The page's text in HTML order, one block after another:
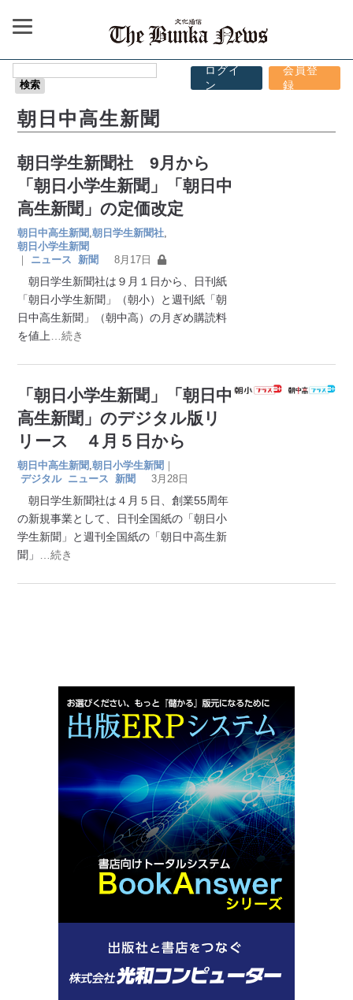
ログイ
ン
会員登
録
朝日中高生新聞
朝日学生新聞社 9月から
「朝日小学生新聞」「朝日中
高生新聞」の定価改定
朝日中高生新聞 ,朝日学生新聞社
朝日小学生新聞
｜
ニュース 新聞 8月17日
朝日学生新聞社は９月１日から、日刊紙
「朝日小学生新聞」（朝小）と週刊紙「朝
日中高生新聞」（朝中高）の月ぎめ購読料
を値上
…続き
「朝日小学生新聞」「朝日中
高生新聞」のデジタル版リ
リース ４月５日から
朝日中高生新聞 ,朝日小学生新聞 ｜
デジタル ニュース 新聞 3月28日
朝日学生新聞社は４月５日、創業55周年
の新規事業として、日刊全国紙の「朝日小
学生新聞」と週刊全国紙の「朝日中高生新
聞」
…続き